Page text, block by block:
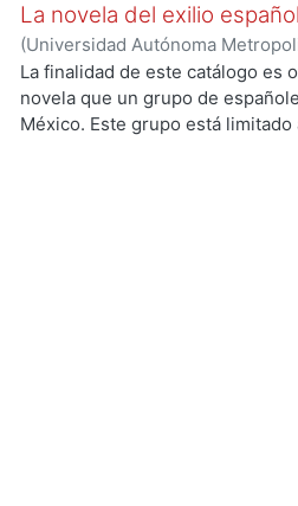
La novela del exilio
(Universidad Autónoma
Sociales y Humanidades,
Rodríguez Plaza, Joaquina
La finalidad de este catálogo es
novela que un grupo de
México. Este grupo está